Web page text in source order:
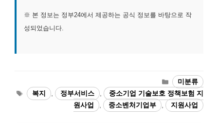
※ 본 정보는 정부24에서 제공하는 공식 정보를 바탕으로 작
성되었습니다.
카
테
고
리
미분류
태
그
복지 , 정부서비스 ,
중소기업 기술보호 정책보험 지
원사업
, 중소벤처기업부 , 지원사업